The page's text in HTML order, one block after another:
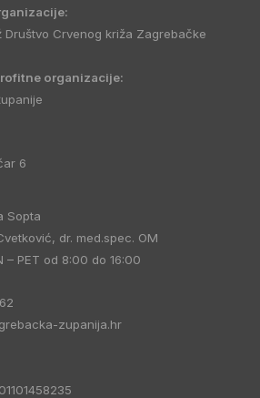
Društvo Crvenog križa Zagrebačke
organizacije:
6
Sopta
dr. med.spec. OM
– PET od 8:00 do 16:00
zupanija.hr